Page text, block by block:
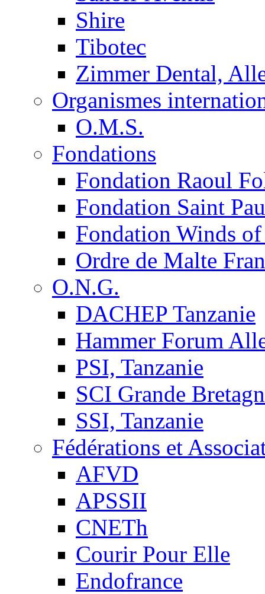
Shire
Tibotec
Zimmer Dental,
Organismes
O.M.S.
Fondations
Fondation Raoul
Fondation Saint
Fondation Winds
Ordre de Malte
O.N.G.
DACHEP Tanzanie
Hammer Forum
PSI, Tanzanie
SCI Grande
SSI, Tanzanie
Fédérations et
AFVD
APSSII
CNETh
Courir Pour Elle
Endofrance